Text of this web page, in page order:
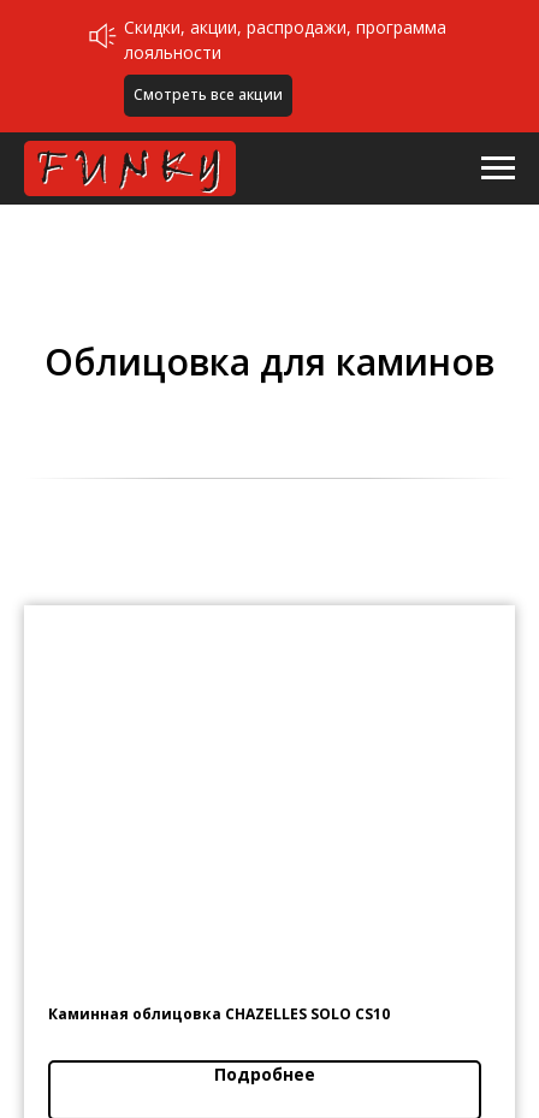
Скидки, акции, распродажи, программа
лояльности
Смотреть все акции
Облицовка для каминов
Каминная облицовка CHAZELLES SOLO CS10
Подробнее